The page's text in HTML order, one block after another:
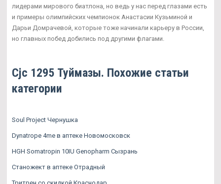
лидерами мирового биатлона, но ведь у нас перед глазами есть
и примеры олимпийских чемпионок Анастасии Кузьминой и
Дарьи Домрачевой, которые тоже начинали карьеру в России,
но главных побед добились под другими флагами.
Cjc 1295 Туймазы. Похожие статьи
категории
Soul Project Чернушка
Dynatrope 4me в аптеке Новомосковск
HGH Somatropin 10IU Genopharm Сызрань
Станожект в аптеке Отрадный